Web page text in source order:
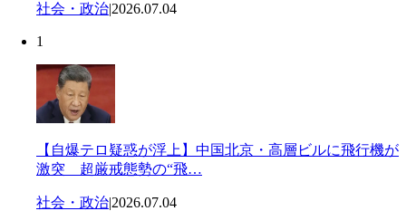
社会・政治|2026.07.04
1
【自爆テロ疑惑が浮上】中国北京・高層ビルに飛行機が
激突 超厳戒態勢の“飛…
社会・政治|2026.07.04